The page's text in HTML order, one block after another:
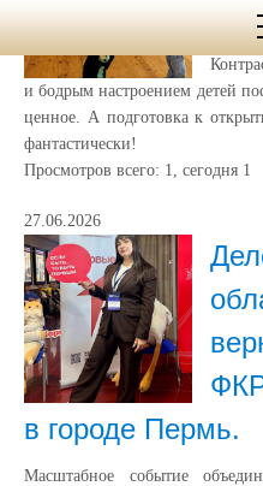
в
и бодрым настроением детей
ценное. А подготовка к
фантастически!
Просмотров всего: 1, сегодня 1
27.06.2026
в городе Пермь.
Масштабное событие